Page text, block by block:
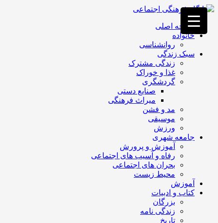
فصد
خون
غرب
تهران
خشکشویی
تصفیه
تهران
صفحه اصلی
خانواده
روانشناسی
سبک زندگی
زندگی مشترک
غذا و خوراک
گردشگری
صنایع دستی
میراث فرهنگی
مد و فشن
موسیقی
ورزش
جامعه شهری
آموزش و پرورش
رفاه و آسیب های اجتماعی
بحران های اجتماعی
محیط زیست
آموزش
کتاب و ادبیات
بزرگان
زندگی نامه
تاریخ